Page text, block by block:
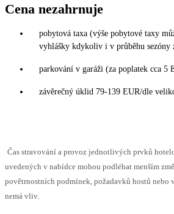
Cena nezahrnuje
pobytová taxa (výše pobytové taxy
vyhlášky kdykoliv i v průběhu sezóny
parkování v garáži (za poplatek cca 5
závěrečný úklid 79-139 EUR/dle
Čas stravování a provoz jednotlivých prvků
uvedených v nabídce mohou podléhat menším
povětrnostních podmínek, požadavků hostů nebo
nemá vliv.